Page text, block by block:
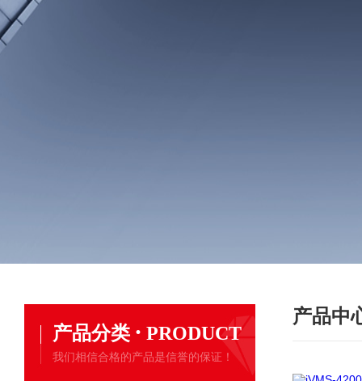
产品分类 · PRODUCT
我们相信合格的产品是信誉的保证！
产品中